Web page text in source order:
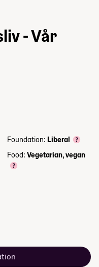
- Vår
Foundation: Liberal
Food: Vegetarian, vegan